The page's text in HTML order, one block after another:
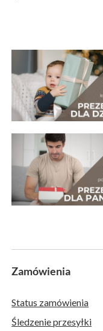
Zamówienia
Status zamówienia
Śledzenie przesyłki